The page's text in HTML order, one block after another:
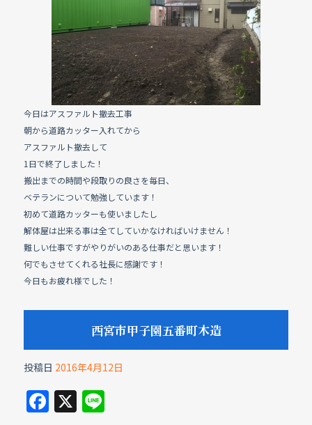
今日はアスファルト撤去工事
朝から道路カッター入れてから
アスファルト撤去して
1日で終了しました！
搬出までの時間や段取りの良さを毎日、
ベテランについて勉強しています！
初めて道路カッターも使いましたし
解体屋は出来る事は全てしていかなければいけません！
難しい仕事ですがやりがいのある仕事だと思います！
何でもさせてくれる社長に感謝です！
今日もお疲れ様でした！
西宮市甲子園五番町木造
投稿日 2016年4月12日
F X Li